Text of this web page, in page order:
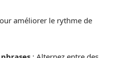
améliorer le rythme de